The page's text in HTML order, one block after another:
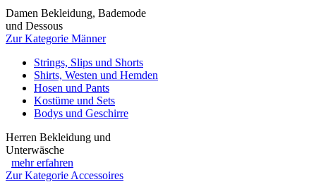
Damen Bekleidung, Bademode
und Dessous
Zur Kategorie Männer
Strings, Slips und Shorts
Shirts, Westen und Hemden
Hosen und Pants
Kostüme und Sets
Bodys und Geschirre
Herren Bekleidung und
Unterwäsche
mehr erfahren
Zur Kategorie Accessoires